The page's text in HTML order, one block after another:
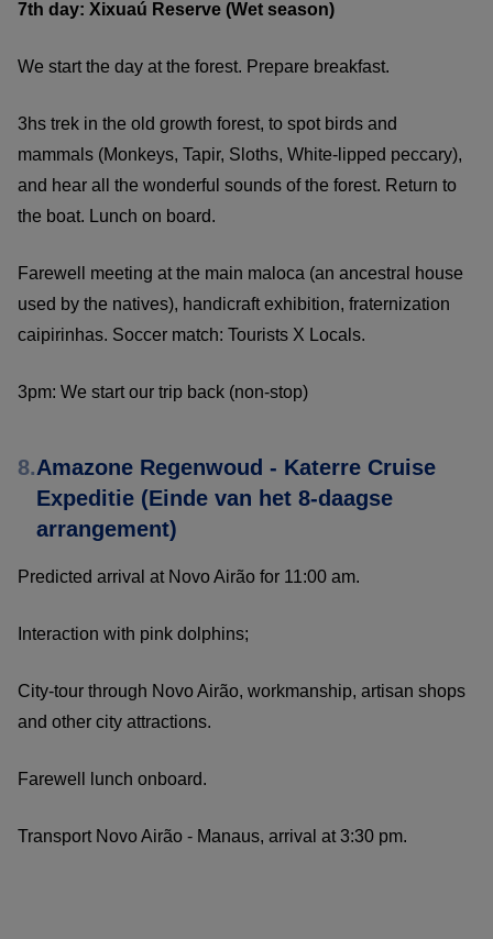
7th day: Xixuaú Reserve (Wet season)
We start the day at the forest. Prepare breakfast.
3hs trek in the old growth forest, to spot birds and
mammals (Monkeys, Tapir, Sloths, White-lipped peccary),
and hear all the wonderful sounds of the forest. Return to
the boat. Lunch on board.
Farewell meeting at the main maloca (an ancestral house
used by the natives), handicraft exhibition, fraternization
caipirinhas. Soccer match: Tourists X Locals.
3pm: We start our trip back (non-stop)
8.Amazone Regenwoud - Katerre Cruise
Expeditie (Einde van het 8-daagse
arrangement)
Predicted arrival at Novo Airão for 11:00 am.
Interaction with pink dolphins;
City-tour through Novo Airão, workmanship, artisan shops
and other city attractions.
Farewell lunch onboard.
Transport Novo Airão - Manaus, arrival at 3:30 pm.